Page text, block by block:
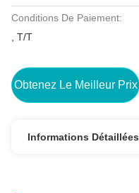
Conditions De Paiement:
, T/T
Obtenez Le Meilleur Prix
Informations Détaillées